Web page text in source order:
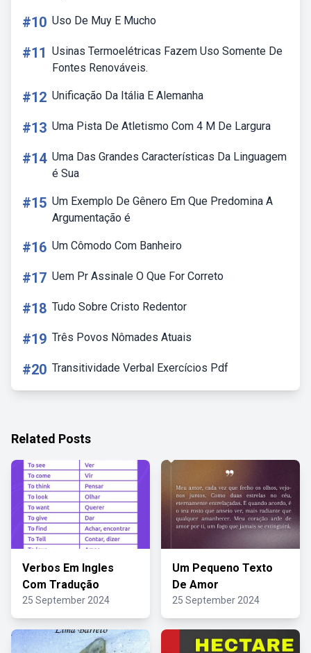
#10 Uso De Muy E Mucho
#11 Usinas Termoelétricas Fazem Uso Somente De
Fontes Renováveis.
#12 Unificação Da Itália E Alemanha
#13 Uma Pista De Atletismo Com 4 M De Largura
#14 Uma Das Grandes Características Da Linguagem
é Sua
#15 Um Exemplo De Gênero Em Que Predomina A
Argumentação é
#16 Um Cômodo Com Banheiro
#17 Uem Pr Assinale O Que For Correto
#18 Tudo Sobre Cristo Redentor
#19 Três Povos Nômades Atuais
#20 Transitividade Verbal Exercícios Pdf
Related Posts
Verbos Em Ingles
Com Tradução
25 September 2024
Um Pequeno Texto
De Amor
25 September 2024